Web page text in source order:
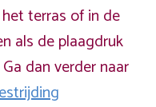
terras of in de
als de plaagdruk
dan verder naar